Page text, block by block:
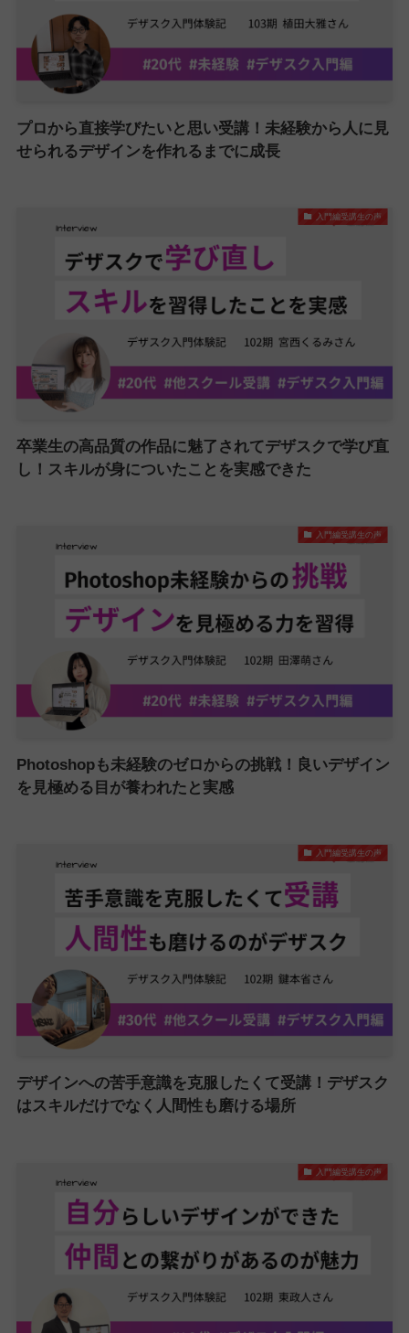
プロから直接学びたいと思い受講！未経験から人に見
せられるデザインを作れるまでに成長
入門編受講生の声
卒業生の高品質の作品に魅了されてデザスクで学び直
し！スキルが身についたことを実感できた
入門編受講生の声
Photoshopも未経験のゼロからの挑戦！良いデザイン
を見極める目が養われたと実感
入門編受講生の声
デザインへの苦手意識を克服したくて受講！デザスク
はスキルだけでなく人間性も磨ける場所
入門編受講生の声